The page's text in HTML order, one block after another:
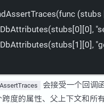
(stubs
会接受一个回调
度的属性、父上下文和所